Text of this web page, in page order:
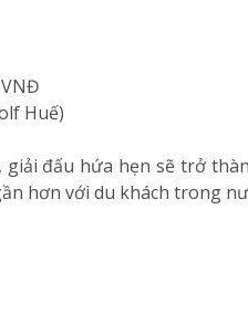
Huế)
đấu hứa hẹn sẽ trở
hơn với du khách trong